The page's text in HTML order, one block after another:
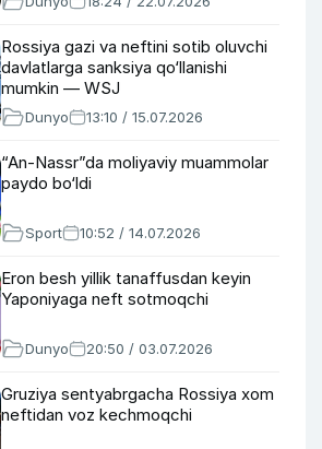
Rossiya gazi va neftini sotib oluvchi
davlatlarga sanksiya qo‘llanishi
mumkin — WSJ
Dunyo 13:10 / 15.07.2026
“An-Nassr”da moliyaviy muammolar
paydo bo‘ldi
Sport 10:52 / 14.07.2026
Eron besh yillik tanaffusdan keyin
Yaponiyaga neft sotmoqchi
Dunyo 20:50 / 03.07.2026
Gruziya sentyabrgacha Rossiya xom
neftidan voz kechmoqchi